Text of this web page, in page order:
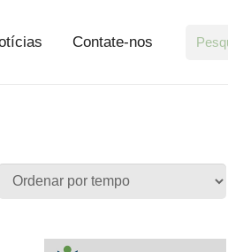
Contate-nos